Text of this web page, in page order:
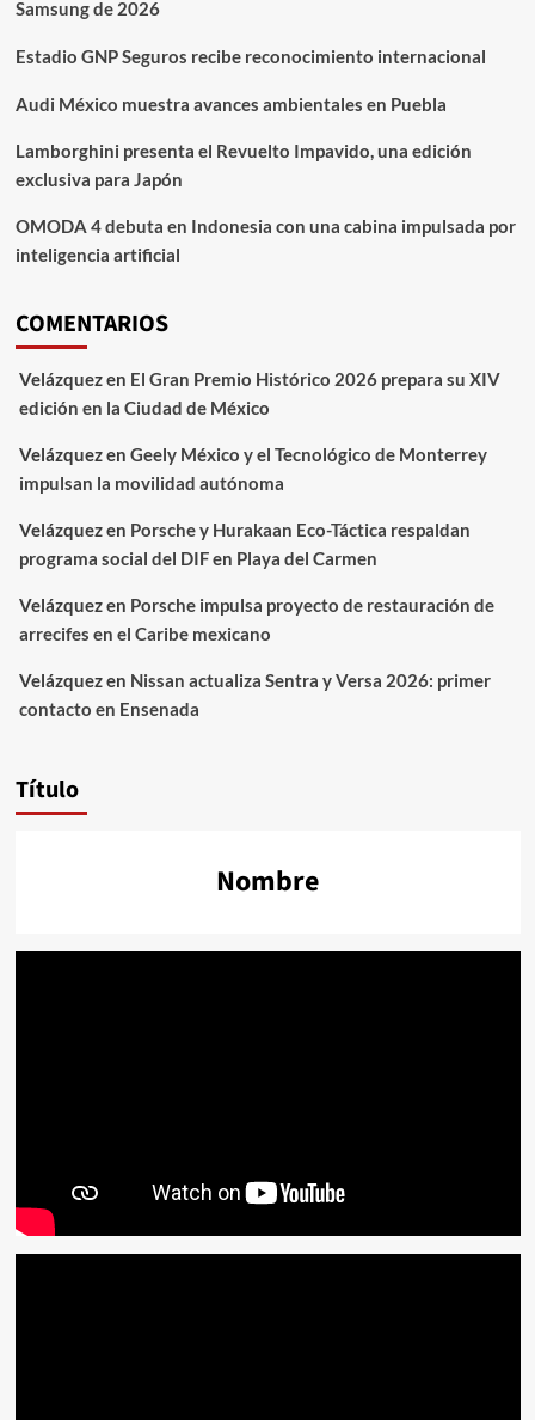
Samsung de 2026
Estadio GNP Seguros recibe reconocimiento internacional
Audi México muestra avances ambientales en Puebla
Lamborghini presenta el Revuelto Impavido, una edición
exclusiva para Japón
OMODA 4 debuta en Indonesia con una cabina impulsada por
inteligencia artificial
COMENTARIOS
Velázquezen El Gran Premio Histórico 2026 prepara su XIV
edición en la Ciudad de México
Velázquezen Geely México y el Tecnológico de Monterrey
impulsan la movilidad autónoma
Velázquezen Porsche y Hurakaan Eco-Táctica respaldan
programa social del DIF en Playa del Carmen
Velázquezen Porsche impulsa proyecto de restauración de
arrecifes en el Caribe mexicano
Velázquezen Nissan actualiza Sentra y Versa 2026: primer
contacto en Ensenada
Título
Nombre